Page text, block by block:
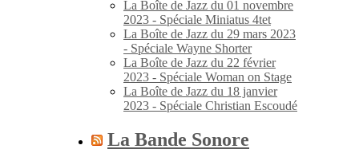
La Boîte de Jazz du 01 novembre
2023 - Spéciale Miniatus 4tet
La Boîte de Jazz du 29 mars 2023
- Spéciale Wayne Shorter
La Boîte de Jazz du 22 février
2023 - Spéciale Woman on Stage
La Boîte de Jazz du 18 janvier
2023 - Spéciale Christian Escoudé
La Bande Sonore